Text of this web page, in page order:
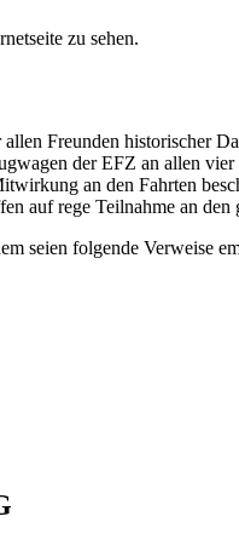
zu sehen.
Freunden historischer
der EFZ an allen
an den Fahrten
auf rege Teilnahme an den
seien folgende Verweise